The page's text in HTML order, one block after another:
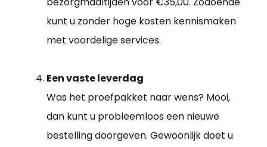
kunt u zonder hoge kosten kennismaken
met voordelige services.
Een vaste leverdag
Was het proefpakket naar wens? Mooi,
dan kunt u probleemloos een nieuwe
bestelling doorgeven. Gewoonlijk doet u